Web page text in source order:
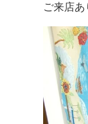
ご来店